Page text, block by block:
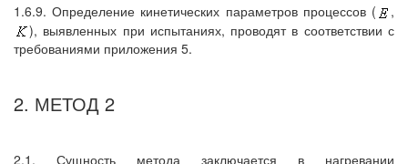
1.6.9. Определение кинетических параметров процессов (
,
), выявленных при испытаниях, проводят в соответствии с
требованиями приложения 5.
2. МЕТОД 2
2.1. Сущность метода заключается в нагревании